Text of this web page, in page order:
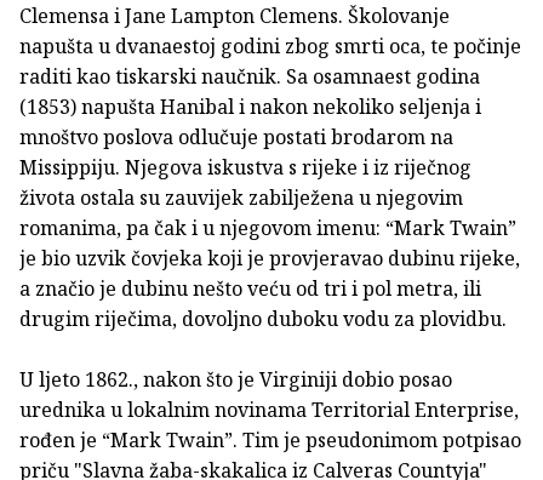
Clemensa i Jane Lampton Clemens. Školovanje
napušta u dvanaestoj godini zbog smrti oca, te počinje
raditi kao tiskarski naučnik. Sa osamnaest godina
(1853) napušta Hanibal i nakon nekoliko seljenja i
mnoštvo poslova odlučuje postati brodarom na
Missippiju. Njegova iskustva s rijeke i iz riječnog
života ostala su zauvijek zabilježena u njegovim
romanima, pa čak i u njegovom imenu: “Mark Twain”
je bio uzvik čovjeka koji je provjeravao dubinu rijeke,
a značio je dubinu nešto veću od tri i pol metra, ili
drugim riječima, dovoljno duboku vodu za plovidbu.
U ljeto 1862., nakon što je Virginiji dobio posao
urednika u lokalnim novinama Territorial Enterprise,
rođen je “Mark Twain”. Tim je pseudonimom potpisao
priču "Slavna žaba-skakalica iz Calveras Countyja"